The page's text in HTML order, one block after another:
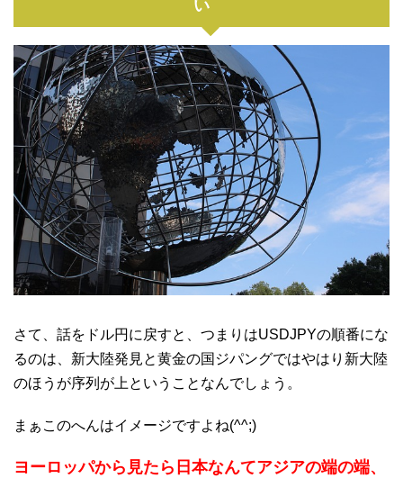
い
さて、話をドル円に戻すと、つまりはUSDJPYの順番にな
るのは、新大陸発見と黄金の国ジパングではやはり新大陸
のほうが序列が上ということなんでしょう。
まぁこのへんはイメージですよね(^^;)
ヨーロッパから見たら日本なんてアジアの端の端、